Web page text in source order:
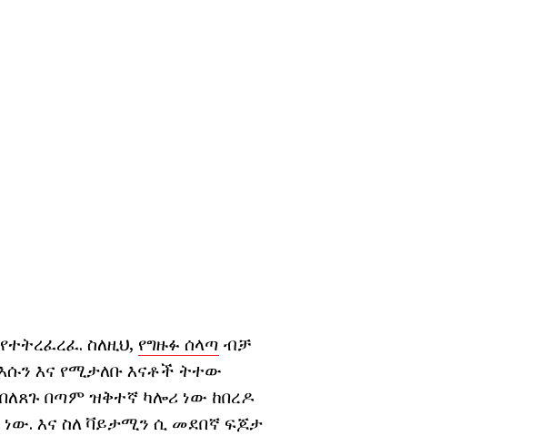
ስለዚህ, የግዙፉ ሰላጣ ብቻ
እና የሚታለቡ እናቶች ትተው
በጣም ዝቅተኛ ካሎሪ ነው ከበረዶ
እና ስለ ቫይታሚን ሲ መደበኛ ፍጆታ